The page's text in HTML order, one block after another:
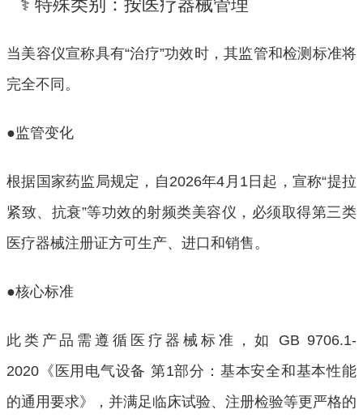
⚕️ 特殊类别：按医疗器械管理
当美容仪宣称具有“治疗”功效时，其监管和检测标准将
完全不同。
●监管变化
根据国家药监局规定，自2026年4月1日起，宣称“提拉
紧致、抗衰”等功效的射频类美容仪，必须取得第三类
医疗器械注册证方可生产、进口和销售。
●核心标准
此类产品需遵循医疗器械标准，如 GB 9706.1-
2020《医用电气设备 第1部分：基本安全和基本性能
的通用要求》，并满足临床试验、注册检验等更严格的